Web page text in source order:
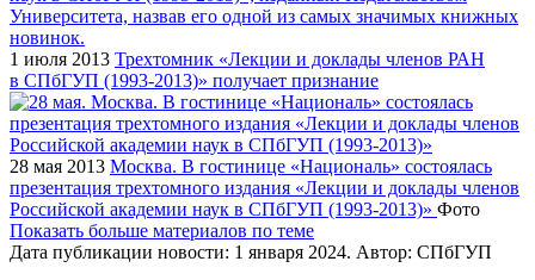
1 июля 2013 Трехтомник «Лекции и доклады членов РАН
в СПбГУП (1993-2013)» получает признание
28 мая 2013 Москва. В гостинице «Националь» состоялась
презентация трехтомного издания «Лекции и доклады членов
Российской академии наук в СПбГУП (1993-2013)» Фото
Показать больше материалов по теме
Дата публикации новости: 1 января 2024. Автор: СПбГУП